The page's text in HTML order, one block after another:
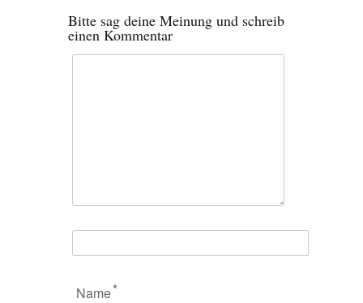
Bitte sag deine Meinung und schreib
einen Kommentar
Name*